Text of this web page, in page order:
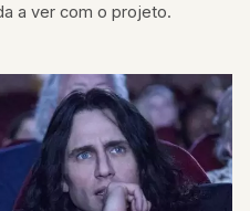
a ver com o projeto.